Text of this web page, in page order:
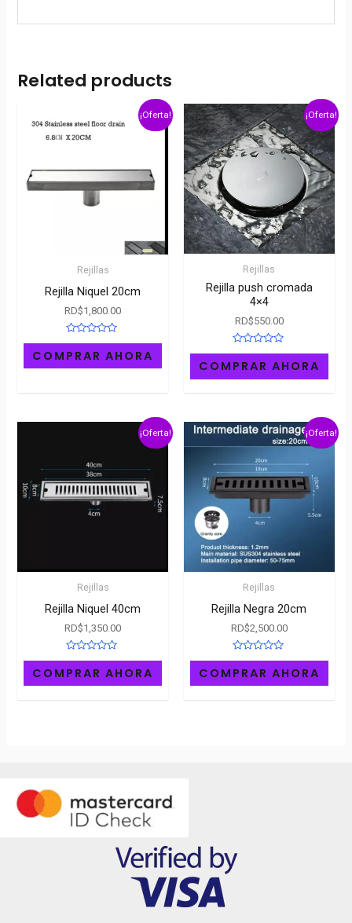
Related products
¡Oferta!
Rejillas
Rejilla Niquel 20cm
RD$1,800.00
Rated
0
out
of
COMPRAR AHORA
¡Oferta!
Rejillas
Rejilla push cromada
4×4
RD$550.00
Rated
0
out
of
COMPRAR AHORA
¡Oferta!
Rejillas
Rejilla Niquel 40cm
RD$1,350.00
Rated
0
out
of
COMPRAR AHORA
¡Oferta!
Rejillas
Rejilla Negra 20cm
RD$2,500.00
Rated
0
out
of
COMPRAR AHORA